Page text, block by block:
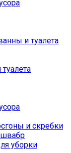
и туалета
и скребки
уборки